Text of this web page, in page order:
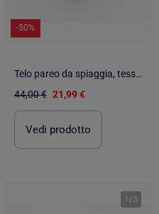
-50%
Telo pareo da spiaggia, tessuto in rilievo, fouta - Gamusi.
44,00 € 21,99 €
Vedi prodotto
1 / 3